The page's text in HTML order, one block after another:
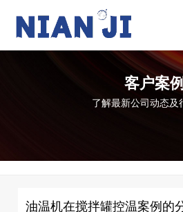
网站首页
关于我们
客户案例
客户案例
了解最新公司动态及
油温机在搅拌罐控温案例的